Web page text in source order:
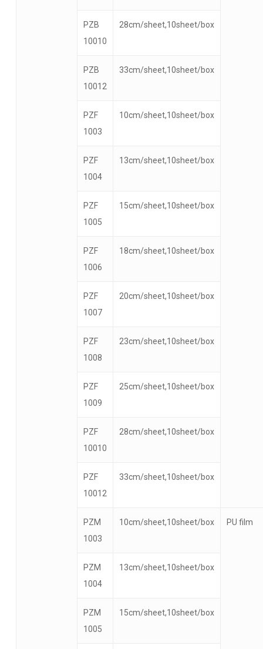
PZB
10010
28cm/sheet,10sheet/box
PZB
10012
33cm/sheet,10sheet/box
PZF
1003
10cm/sheet,10sheet/box
PZF
1004
13cm/sheet,10sheet/box
PZF
1005
15cm/sheet,10sheet/box
PZF
1006
18cm/sheet,10sheet/box
PZF
1007
20cm/sheet,10sheet/box
PZF
1008
23cm/sheet,10sheet/box
PZF
1009
25cm/sheet,10sheet/box
PZF
10010
28cm/sheet,10sheet/box
PZF
10012
33cm/sheet,10sheet/box
PZM
1003
10cm/sheet,10sheet/box PU film
PZM
1004
13cm/sheet,10sheet/box
PZM
1005
15cm/sheet,10sheet/box